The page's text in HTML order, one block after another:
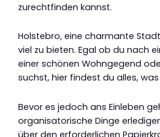
zurechtfinden kannst.
Holstebro, eine charmante
viel zu bieten. Egal ob du nach
einer schönen Wohngegend
suchst, hier findest du alles,
Bevor es jedoch ans Einleben
organisatorische Dinge
über den erforderlichen